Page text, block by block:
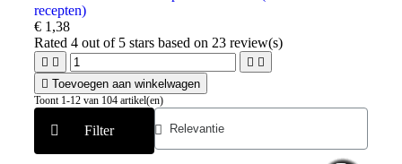
recepten)
€ 1,38
Rated4 out of 5 stars based on 23 review(s)
   
 Toevoegen aan winkelwagen
Filter
Toont 1-12 van 104 artikel(en)